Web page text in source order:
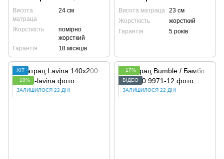
Висота
матраца
24 см
Жорсткість
помірно
жорсткий
Гарантія
18 місяців
Висота матраца
23 см
Жорсткість
жорсткий
Гарантія
5 років
ХІТ
−10%
ЗАЛИШИЛОСЯ 22 ДНІ
−17%
ВІДЕО
ЗАЛИШИЛОСЯ 22 ДНІ